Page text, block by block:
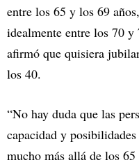
entre los 65 y los 69
idealmente entre los 70
afirmó que quisiera
los 40.
“No hay duda que las
capacidad y
mucho más allá de los